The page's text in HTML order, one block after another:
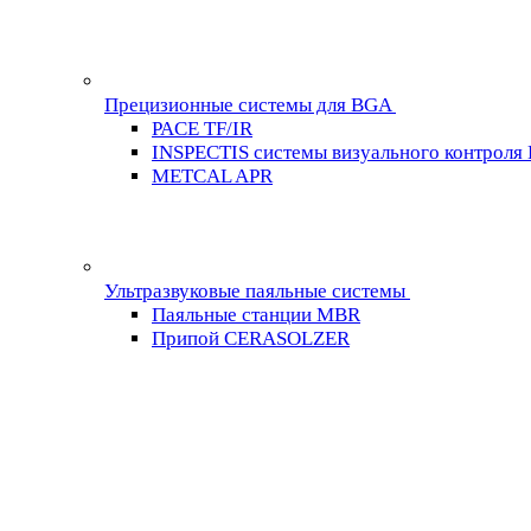
Прецизионные системы для BGA
PACE TF/IR
INSPECTIS системы визуального контроля
METCAL APR
Ультразвуковые паяльные системы
Паяльные станции MBR
Припой CERASOLZER